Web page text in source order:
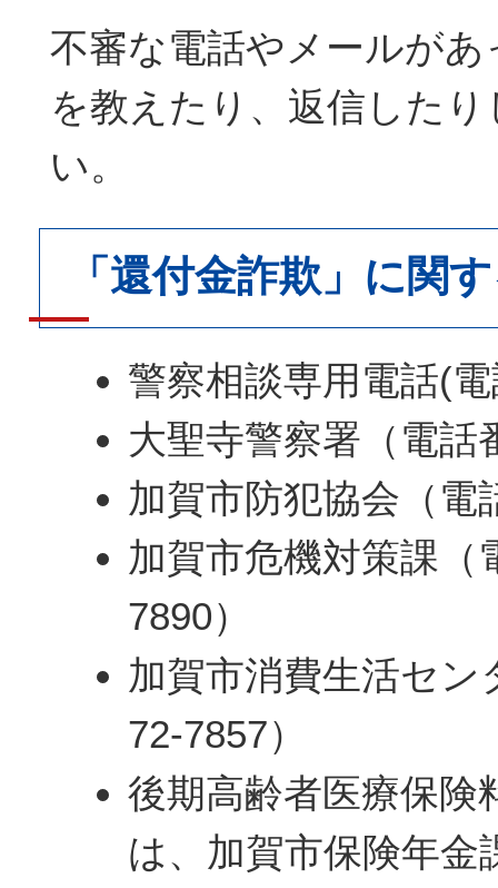
不審な電話やメールが
を教えたり、返信した
い。
「還付金詐欺」に関
警察相談専用電話(
大聖寺警察署（電話
加賀市防犯協会（電
加賀市危機対策課（
7890）
加賀市消費生活セン
72-7857）
後期高齢者医療保険
は、加賀市保険年金